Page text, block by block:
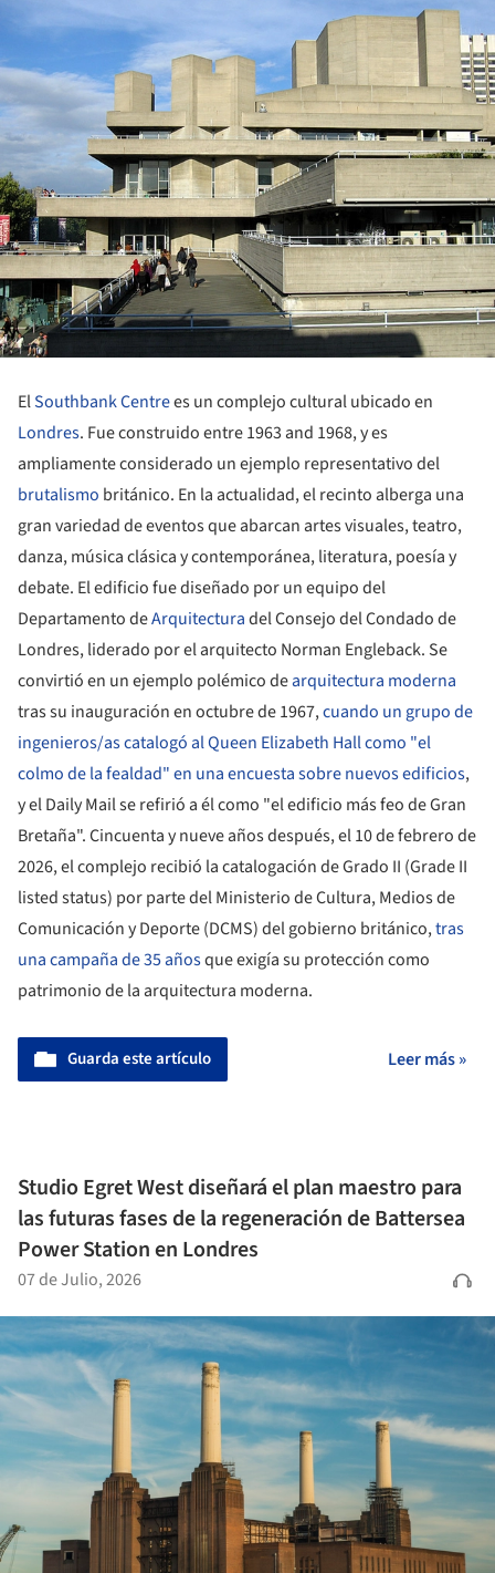
ElSouthbank Centrees un complejo cultural ubicado en
Londres. Fue construido entre 1963 and 1968, y es
ampliamente considerado un ejemplo representativo del
brutalismo británico. En la actualidad, el recinto alberga una
gran variedad de eventos que abarcan artes visuales, teatro,
danza, música clásica y contemporánea, literatura, poesía y
debate. El edificio fue diseñado por un equipo del
Departamento deArquitecturadel Consejo del Condado de
Londres, liderado por el arquitecto Norman Engleback. Se
convirtió en un ejemplo polémico dearquitectura moderna
tras su inauguración en octubre de 1967,cuando un grupo de
ingenieros/as catalogó al Queen Elizabeth Hall como "el
colmo de la fealdad" en una encuesta sobre nuevos edificios,
y el Daily Mail se refirió a él como "el edificio más feo de Gran
Bretaña". Cincuenta y nueve años después, el 10 de febrero de
2026, el complejo recibió la catalogación de Grado II (Grade II
listed status) por parte del Ministerio de Cultura, Medios de
Comunicación y Deporte (DCMS) del gobierno británico,tras
una campaña de 35 añosque exigía su protección como
patrimonio de la arquitectura moderna.
Guarda este artículo Leer más »
Studio Egret West diseñará el plan maestro para
las futuras fases de la regeneración de Battersea
Power Station en Londres
07 de Julio, 2026